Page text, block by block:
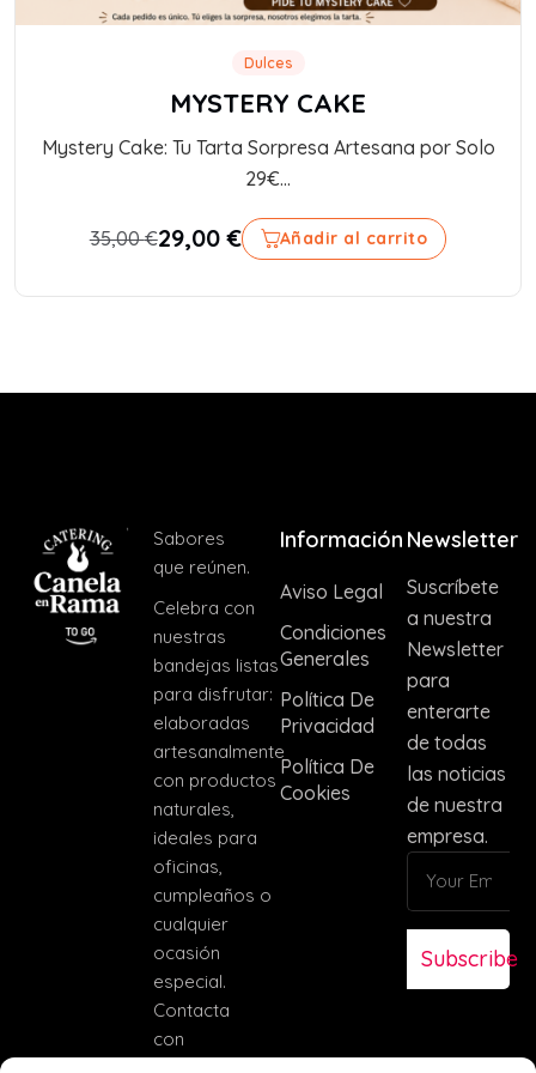
Dulces
MYSTERY CAKE
Mystery Cake: Tu Tarta Sorpresa Artesana por Solo
29€...
35,00€29,00€ Añadir al carrito
Sabores
que reúnen.
Celebra con
nuestras
bandejas listas
para disfrutar:
elaboradas
artesanalmente
con productos
naturales,
ideales para
oficinas,
cumpleaños o
cualquier
ocasión
especial.
Contacta
con
Información
Aviso Legal
Condiciones
Generales
Política De
Privacidad
Política De
Cookies
Newsletter
Suscríbete
a nuestra
Newsletter
para
enterarte
de todas
las noticias
de nuestra
empresa.
Subscribe